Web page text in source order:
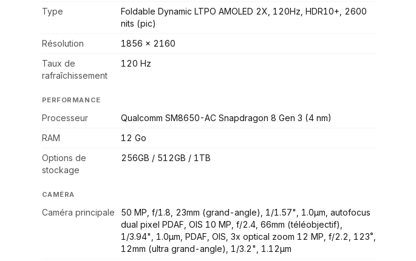
Type
Foldable Dynamic LTPO AMOLED 2X, 120Hz, HDR10+, 2600
nits (pic)
Résolution
1856 x 2160
Taux de
rafraîchissement
120 Hz
PERFORMANCE
Processeur
Qualcomm SM8650-AC Snapdragon 8 Gen 3 (4 nm)
RAM
12 Go
Options de
stockage
256GB / 512GB / 1TB
CAMÉRA
Caméra principale
50 MP, f/1.8, 23mm (grand-angle), 1/1.57", 1.0µm, autofocus
dual pixel PDAF, OIS 10 MP, f/2.4, 66mm (téléobjectif),
1/3.94", 1.0µm, PDAF, OIS, 3x optical zoom 12 MP, f/2.2, 123˚,
12mm (ultra grand-angle), 1/3.2", 1.12µm